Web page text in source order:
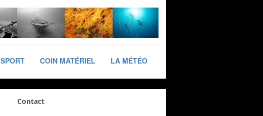
SPORT COIN MATÉRIEL LA MÉTÉO
Contact